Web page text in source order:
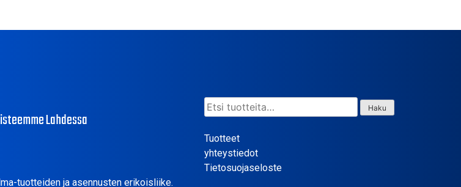
Lahdessa
tuotteiden ja asennusten erikoisliike.
Etsi: Haku
Tuotteet
yhteystiedot
Tietosuojaseloste